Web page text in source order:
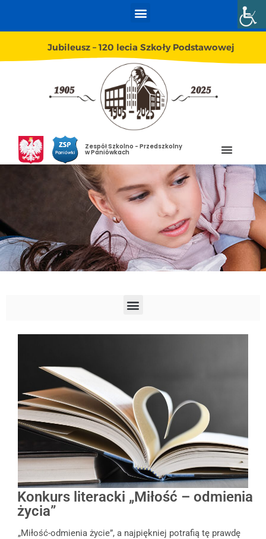
Jubileusz – 120 lecia Szkoły Podstawowej
Zespół Szkolno - Przedszkolny
w Paniówkach
Konkurs literacki „Miłość – odmienia
życia”
„Miłość-odmienia życie”, a najpiękniej potrafią tę prawdę